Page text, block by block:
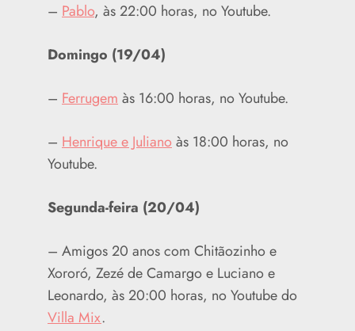
– Pablo, às 22:00 horas, no Youtube.
Domingo (19/04)
– Ferrugem às 16:00 horas, no Youtube.
– Henrique e Juliano às 18:00 horas, no
Youtube.
Segunda-feira (20/04)
– Amigos 20 anos com Chitãozinho e
Xororó, Zezé de Camargo e Luciano e
Leonardo, às 20:00 horas, no Youtube do
Villa Mix.